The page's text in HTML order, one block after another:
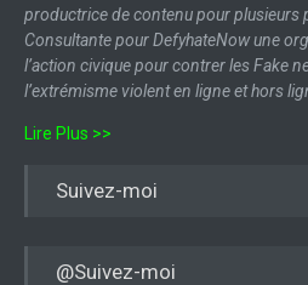
productrice de contenu pour plusieurs
Consultante pour DefyhateNow une
l’action civique pour contrer les Fake
l’extrémisme violent en ligne et hors
Lire Plus >>
Suivez-moi
@Suivez-moi